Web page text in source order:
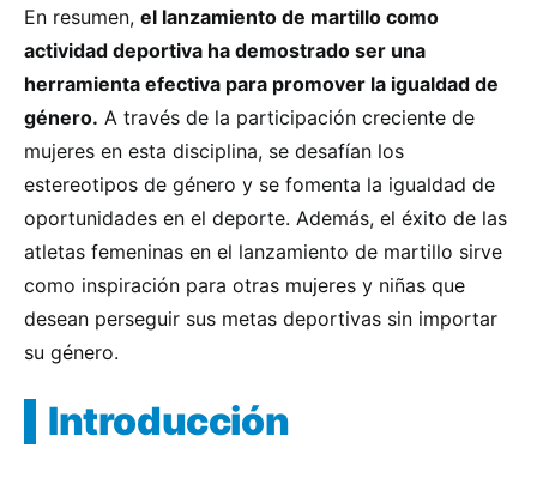
En resumen, el lanzamiento de martillo como
actividad deportiva ha demostrado ser una
herramienta efectiva para promover la igualdad de
género. A través de la participación creciente de
mujeres en esta disciplina, se desafían los
estereotipos de género y se fomenta la igualdad de
oportunidades en el deporte. Además, el éxito de las
atletas femeninas en el lanzamiento de martillo sirve
como inspiración para otras mujeres y niñas que
desean perseguir sus metas deportivas sin importar
su género.
Introducción